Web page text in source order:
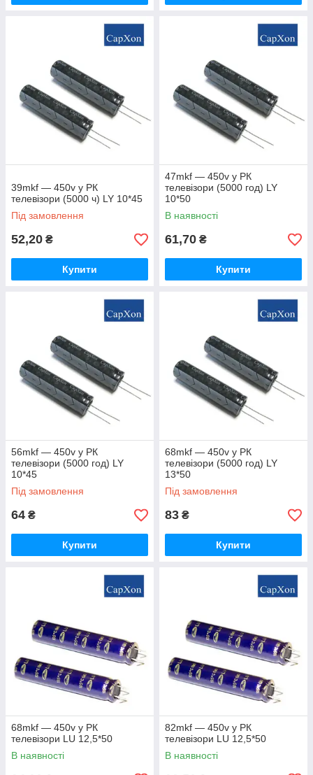
39mkf — 450v у РК
телевізори (5000 ч) LY 10*45
Під замовлення
52,20 ₴
Купити
47mkf — 450v у РК
телевізори (5000 год) LY
10*50
В наявності
61,70 ₴
Купити
56mkf — 450v у РК
телевізори (5000 год) LY
10*45
Під замовлення
64 ₴
Купити
68mkf — 450v у РК
телевізори (5000 год) LY
13*50
Під замовлення
83 ₴
Купити
68mkf — 450v у РК
телевізори LU 12,5*50
В наявності
82mkf — 450v у РК
телевізори LU 12,5*50
В наявності